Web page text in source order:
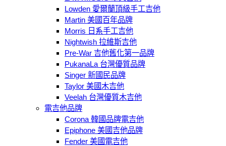
Lowden 愛爾蘭頂級手工吉他
Martin 美國百年品牌
Morris 日系手工吉他
Nightwish 拉維斯吉他
Pre-War 吉他舊化第一品牌
PukanaLa 台灣優質品牌
Singer 新國民品牌
Taylor 美國木吉他
Veelah 台灣優質木吉他
電吉他品牌
Corona 韓國品牌電吉他
Epiphone 美國吉他品牌
Fender 美國電吉他